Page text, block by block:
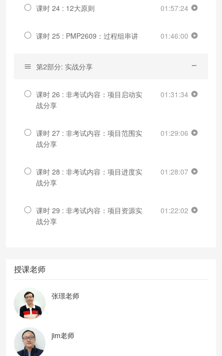
课时 24 : 12大原则 01:57:24
课时 25 : PMP2609：过程组串讲 01:46:00
第2部分: 实战分享
课时 26 : 非考试内容：项目启动实
战分享
01:31:34
课时 27 : 非考试内容：项目范围实
战分享
01:29:06
课时 28 : 非考试内容：项目进度实
战分享
01:28:07
课时 29 : 非考试内容：项目资源实
战分享
01:22:02
授课老师
张璟老师
jim老师